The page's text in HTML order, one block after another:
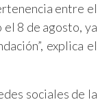
entre el
8 de agosto, ya
explica el
sociales de la